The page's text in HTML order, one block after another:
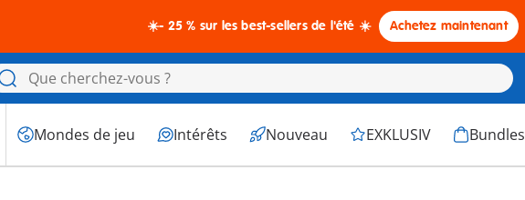
☀️- 25 % sur les best-sellers de l'été ☀️ Achetez maintenant
Mondes de jeu Intérêts Nouveau EXKLUSIV Bundles